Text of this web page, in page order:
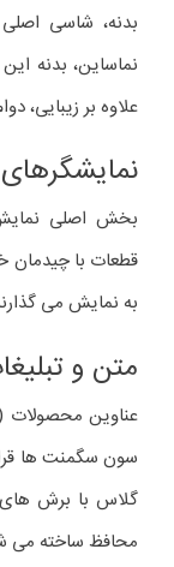
بدنه، شاسی
نماساین، بدنه
علاوه بر زیبایی،
بخش اصلی
به نمایش می‌
متن و
عناوین محصولات
سون‌ سگمنت‌ ها
گلاس با برش‌ های
محافظ ساخته می‌